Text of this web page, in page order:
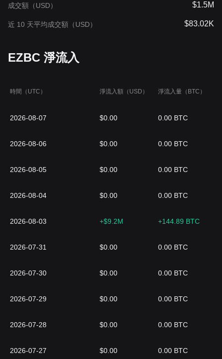
成交額（USD） $1.5M
近 10 天平均成交額（USD） $83.02K
EZBC 淨流入
時間（UTC） 淨流入額（USD） 淨流入量（BTC）
2026-08-07 $0.00 0.00 BTC
2026-08-06 $0.00 0.00 BTC
2026-08-05 $0.00 0.00 BTC
2026-08-04 $0.00 0.00 BTC
2026-08-03 +$9.2M +144.89 BTC
2026-07-31 $0.00 0.00 BTC
2026-07-30 $0.00 0.00 BTC
2026-07-29 $0.00 0.00 BTC
2026-07-28 $0.00 0.00 BTC
2026-07-27 $0.00 0.00 BTC